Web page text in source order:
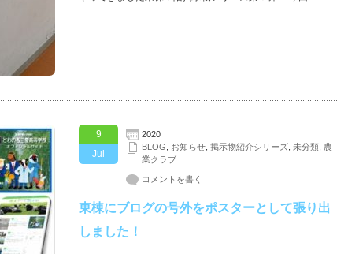
9
Jul
2020
BLOG
お知らせ 掲示物紹介シリーズ 未分類 農
業クラブ
コメントを書く
東棟にブログの号外をポスターとして張り出
しました！